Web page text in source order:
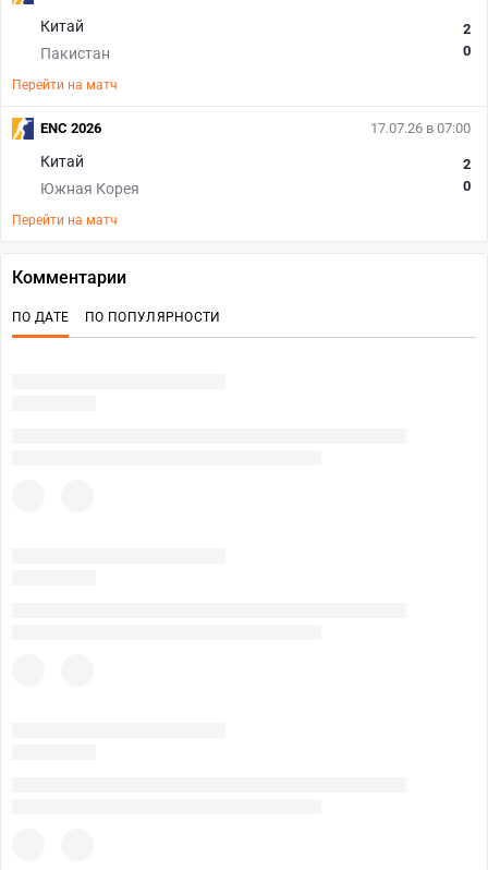
Китай
Пакистан
2
0
Перейти на матч
17.07.26 в 07:00
Китай
Южная Корея
2
0
Перейти на матч
ENC 2026
Комментарии
ПО ДАТЕ ПО ПОПУЛЯРНОСТИ